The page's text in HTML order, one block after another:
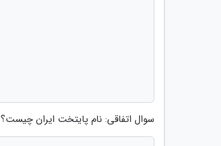
سوال اتفاقی: نام پایتخت ایران چیست؟